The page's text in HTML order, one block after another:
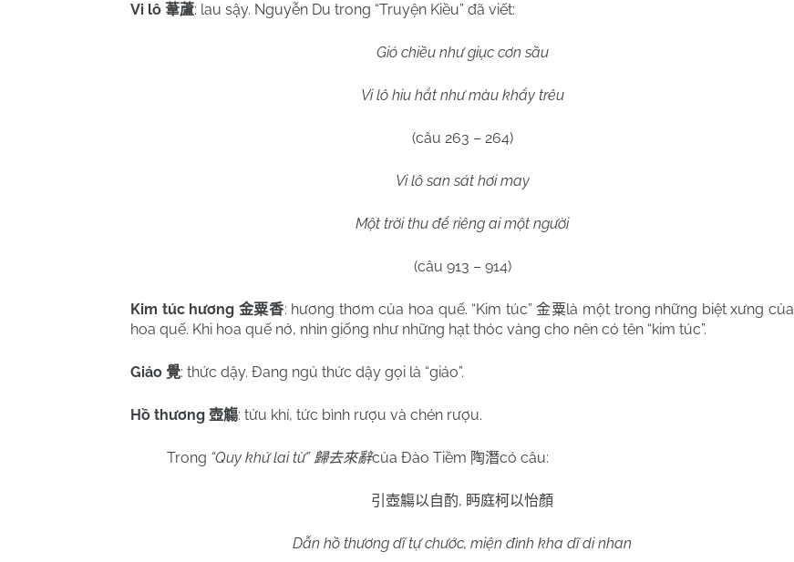
Vi lô 葦蘆: lau sậy. Nguyễn Du trong “Truyện Kiều” đã viết:
Gió chiều như giục cơn sầu
Vi lô hiu hắt như màu khẩy trêu
(câu 263 – 264)
Vi lô san sát hơi may
Một trời thu để riêng ai một người
(câu 913 – 914)
Kim túc hương 金粟香: hương thơm của hoa quế. “Kim túc”金粟là một trong những biệt xưng của
hoa quế. Khi hoa quế nở, nhìn giống như những hạt thóc vàng cho nên có tên “kim túc”.
Giáo 覺: thức dậy. Đang ngủ thức dậy gọi là “giáo”.
Hồ thương 壺觴: tửu khí, tức bình rượu và chén rượu.
Trong “Quy khứ lai từ” 歸去來辭của Đào Tiềm 陶潛có câu:
引壺觴以自酌, 眄庭柯以怡顏
Dẫn hồ thương dĩ tự chước, miện đình kha dĩ di nhan